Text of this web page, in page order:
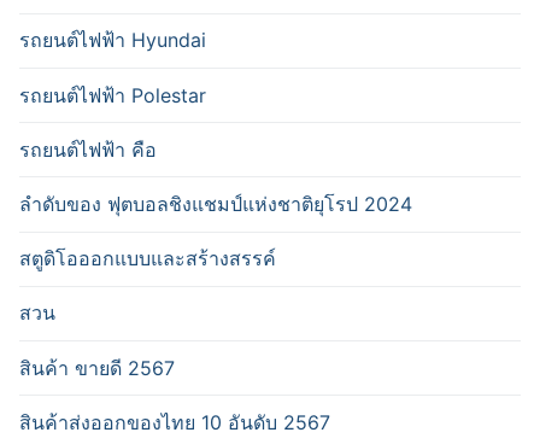
รถยนต์ไฟฟ้า Hyundai
รถยนต์ไฟฟ้า Polestar
รถยนต์ไฟฟ้า คือ
ลำดับของ ฟุตบอลชิงแชมป์แห่งชาติยุโรป 2024
สตูดิโอออกแบบและสร้างสรรค์
สวน
สินค้า ขายดี 2567
สินค้าส่งออกของไทย 10 อันดับ 2567